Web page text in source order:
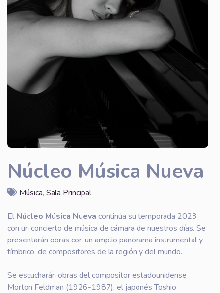
Núcleo Música Nueva
Música, Sala Principal
El Núcleo Música Nueva continúa su temporada 2023
con un concierto de música de cámara de nuestros días. Se
presentarán obras con un amplio panorama instrumental y
tímbrico, de compositores de la región y del mundo.
Se escucharán obras del compositor estadounidense
Morton Feldman (1926-1987), el japonés Toshio